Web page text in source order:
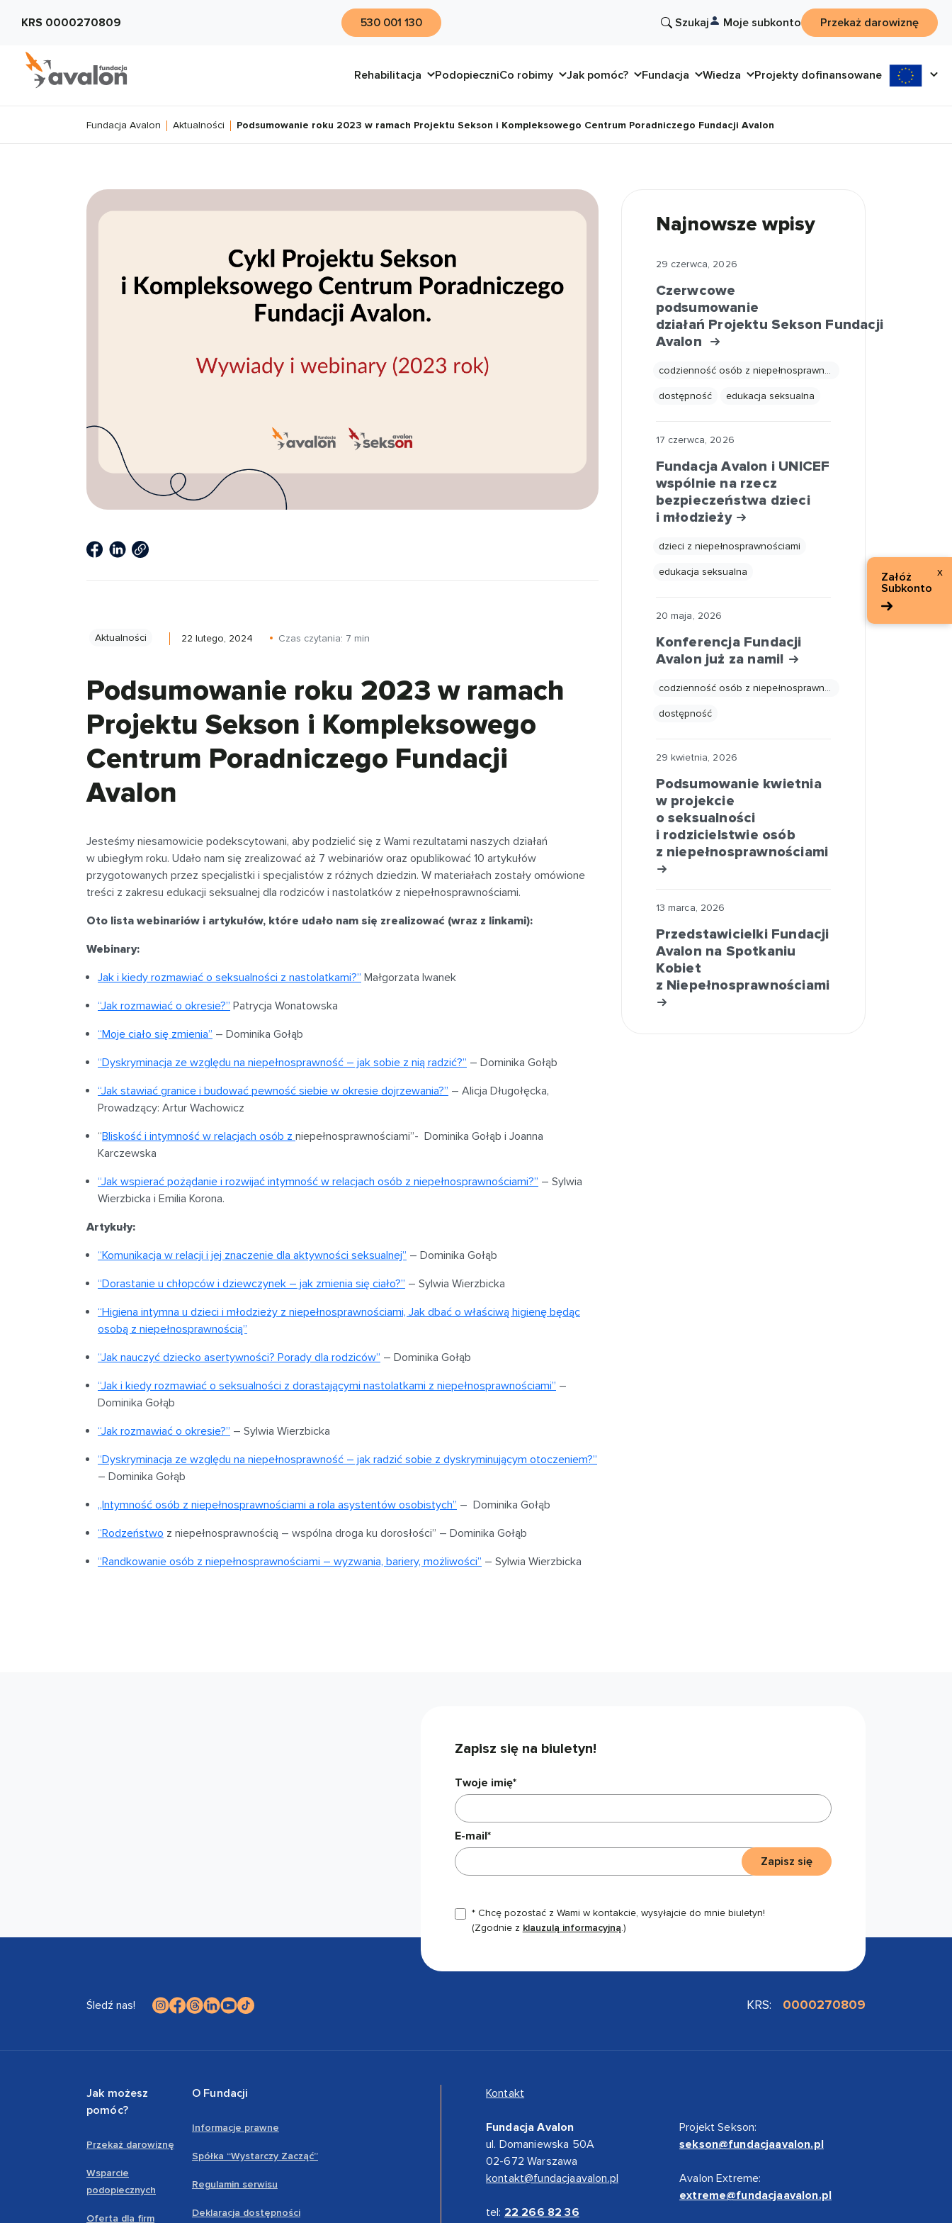
Załóż
Subkonto
x
KRS 0000270809 530 001 130 Szukaj Moje subkonto Przekaż darowiznę
Rehabilitacja PodopieczniCo robimy Jak pomóc? Fundacja Wiedza Projekty dofinansowane
Fundacja Avalon Aktualności Podsumowanie roku 2023 w ramach Projektu Sekson i Kompleksowego Centrum Poradniczego Fundacji Avalon
Aktualności 22 lutego, 2024 Czas czytania: 7 min
Podsumowanie roku 2023 w ramach
Projektu Sekson i Kompleksowego
Centrum Poradniczego Fundacji
Avalon
Jesteśmy niesamowicie podekscytowani, aby podzielić się z Wami rezultatami naszych działań
w ubiegłym roku. Udało nam się zrealizować aż 7 webinariów oraz opublikować 10 artykułów
przygotowanych przez specjalistki i specjalistów z różnych dziedzin. W materiałach zostały omówione
treści z zakresu edukacji seksualnej dla rodziców i nastolatków z niepełnosprawnościami.
Oto lista webinariów i artykułów, które udało nam się zrealizować (wraz z linkami):
Webinary:
Jak i kiedy rozmawiać o seksualności z nastolatkami?” Małgorzata Iwanek
“Jak rozmawiać o okresie?” Patrycja Wonatowska
“Moje ciało się zmienia” – Dominika Gołąb
“Dyskryminacja ze względu na niepełnosprawność – jak sobie z nią radzić?” – Dominika Gołąb
“Jak stawiać granice i budować pewność siebie w okresie dojrzewania?” – Alicja Długołęcka,
Prowadzący: Artur Wachowicz
“Bliskość i intymność w relacjach osób z niepełnosprawnościami”- Dominika Gołąb i Joanna
Karczewska
“Jak wspierać pożądanie i rozwijać intymność w relacjach osób z niepełnosprawnościami?” – Sylwia
Wierzbicka i Emilia Korona.
Artykuły:
“Komunikacja w relacji i jej znaczenie dla aktywności seksualnej” – Dominika Gołąb
“Dorastanie u chłopców i dziewczynek – jak zmienia się ciało?” – Sylwia Wierzbicka
“Higiena intymna u dzieci i młodzieży z niepełnosprawnościami, Jak dbać o właściwą higienę będąc
osobą z niepełnosprawnością”
“Jak nauczyć dziecko asertywności? Porady dla rodziców” – Dominika Gołąb
“Jak i kiedy rozmawiać o seksualności z dorastającymi nastolatkami z niepełnosprawnościami” –
Dominika Gołąb
“Jak rozmawiać o okresie?” – Sylwia Wierzbicka
“Dyskryminacja ze względu na niepełnosprawność – jak radzić sobie z dyskryminującym otoczeniem?”
– Dominika Gołąb
„Intymność osób z niepełnosprawnościami a rola asystentów osobistych” – Dominika Gołąb
“Rodzeństwo z niepełnosprawnością – wspólna droga ku dorosłości” – Dominika Gołąb
“Randkowanie osób z niepełnosprawnościami – wyzwania, bariery, możliwości” – Sylwia Wierzbicka
Najnowsze wpisy
29 czerwca, 2026
Czerwcowe
podsumowanie
działań Projektu Sekson Fundacji
Avalon
codzienność osób z niepełnosprawnościami
dostępność edukacja seksualna
17 czerwca, 2026
Fundacja Avalon i UNICEF
wspólnie na rzecz
bezpieczeństwa dzieci
i młodzieży
dzieci z niepełnosprawnościami
edukacja seksualna
20 maja, 2026
Konferencja Fundacji
Avalon już za nami!
codzienność osób z niepełnosprawnościami
dostępność
29 kwietnia, 2026
Podsumowanie kwietnia
w projekcie
o seksualności
i rodzicielstwie osób
z niepełnosprawnościami
13 marca, 2026
Przedstawicielki Fundacji
Avalon na Spotkaniu
Kobiet
z Niepełnosprawnościami
Zapisz się na biuletyn!
Twoje imię*
E-mail*
* Chcę pozostać z Wami w kontakcie, wysyłajcie do mnie biuletyn!
(Zgodnie z klauzulą informacyjną.)
Zapisz się
KRS: 0000270809
Śledź nas!
Jak możesz
pomóc?
Przekaż darowiznę
Wsparcie
podopiecznych
Oferta dla firm
O Fundacji
Informacje prawne
Spółka “Wystarczy Zacząć”
Regulamin serwisu
Deklaracja dostępności
Kontakt
Fundacja Avalon
ul. Domaniewska 50A
02-672 Warszawa
kontakt@fundacjaavalon.pl
tel: 22 266 82 36
Projekt Sekson:
sekson@fundacjaavalon.pl
Avalon Extreme:
extreme@fundacjaavalon.pl